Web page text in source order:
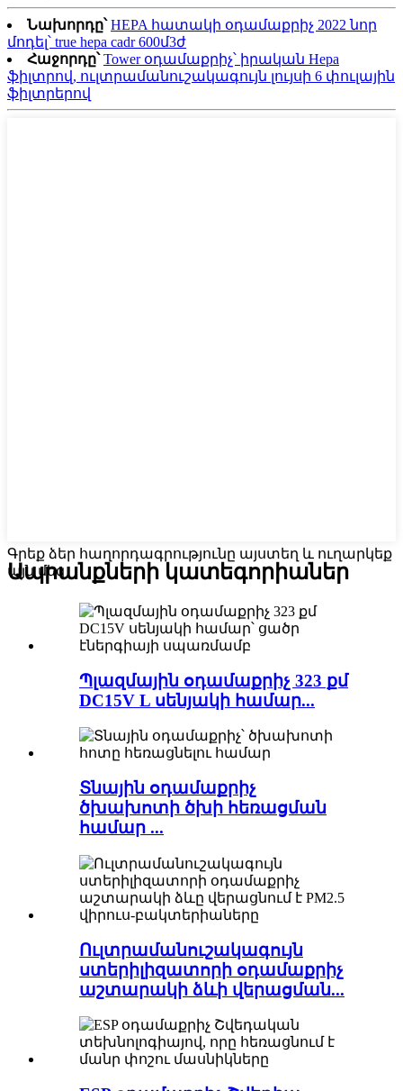
Նախորդը՝ HEPA հատակի օդամաքրիչ 2022 նոր
մոդել՝ true hepa cadr 600մ3ժ
Հաջորդը՝ Tower օդամաքրիչ՝ իրական Hepa
ֆիլտրով, ուլտրամանուշակագույն լույսի 6 փուլային
ֆիլտրերով
Գրեք ձեր հաղորդագրությունը այստեղ և ուղարկեք
այն մեզ
Ապրանքների կատեգորիաներ
Պլազմային օդամաքրիչ 323 քմ
DC15V L սենյակի համար...
Տնային օդամաքրիչ
ծխախոտի ծխի հեռացման
համար ...
Ուլտրամանուշակագույն
ստերիլիզատորի օդամաքրիչ
աշտարակի ձևի վերացման...